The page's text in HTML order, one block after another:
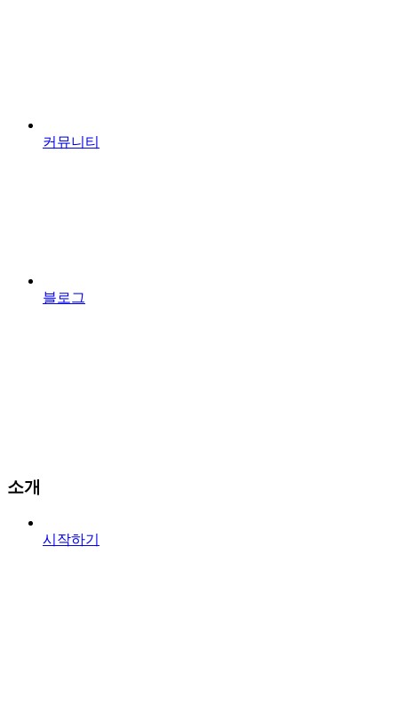
커뮤니티
블로그
소개
시작하기